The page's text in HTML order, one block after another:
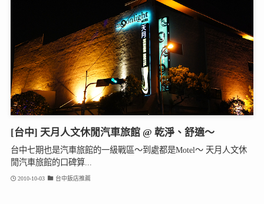
[台中] 天月人文休閒汽車旅館 @ 乾淨、舒適～
台中七期也是汽車旅館的一級戰區～到處都是Motel～ 天月人文休
閒汽車旅館的口碑算...
2010-10-03 台中飯店推薦